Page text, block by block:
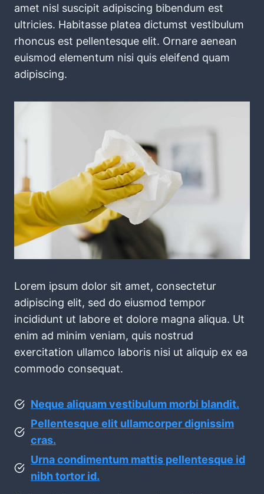
amet nisl suscipit adipiscing bibendum est
ultricies. Habitasse platea dictumst vestibulum
rhoncus est pellentesque elit. Ornare aenean
euismod elementum nisi quis eleifend quam
adipiscing.
Lorem ipsum dolor sit amet, consectetur
adipiscing elit, sed do eiusmod tempor
incididunt ut labore et dolore magna aliqua. Ut
enim ad minim veniam, quis nostrud
exercitation ullamco laboris nisi ut aliquip ex ea
commodo consequat.
Neque aliquam vestibulum morbi blandit.
Pellentesque elit ullamcorper dignissim
cras.
Urna condimentum mattis pellentesque id
nibh tortor id.